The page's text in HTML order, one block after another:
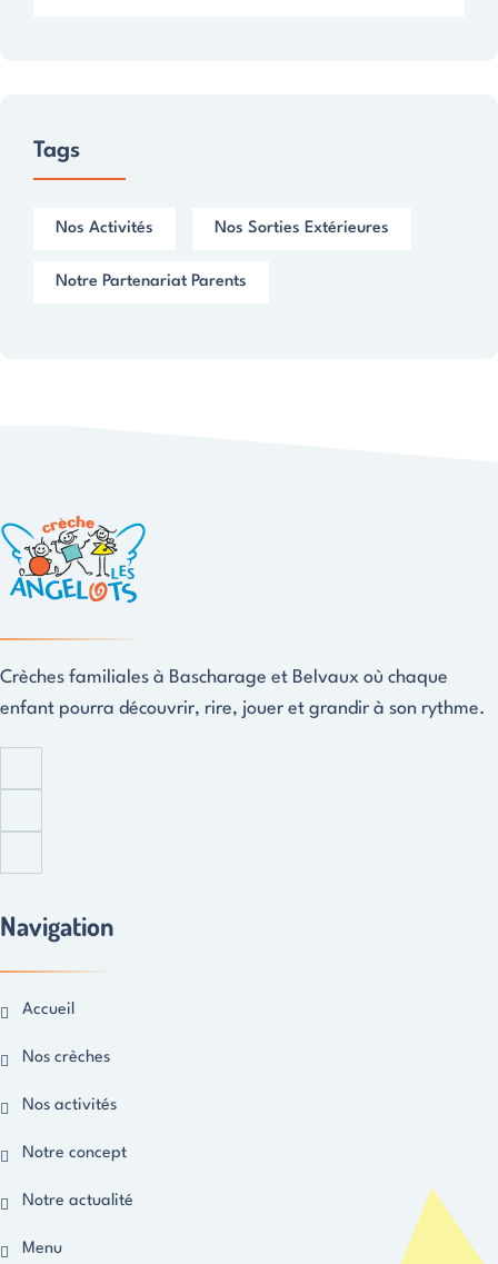
Tags
Nos Activités Nos Sorties Extérieures
Notre Partenariat Parents
Crèches familiales à Bascharage et Belvaux où chaque
enfant pourra découvrir, rire, jouer et grandir à son rythme.
Navigation
Accueil
Nos crèches
Nos activités
Notre concept
Notre actualité
Menu